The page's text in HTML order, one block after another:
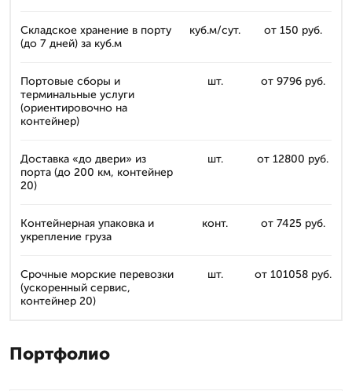
Складское хранение в порту
(до 7 дней) за куб.м
куб.м/сут. от 150 руб.
Портовые сборы и
терминальные услуги
(ориентировочно на
контейнер)
шт. от 9796 руб.
Доставка «до двери» из
порта (до 200 км, контейнер
20)
шт. от 12800 руб.
Контейнерная упаковка и
укрепление груза
конт. от 7425 руб.
Срочные морские перевозки
(ускоренный сервис,
контейнер 20)
шт. от 101058 руб.
Портфолио